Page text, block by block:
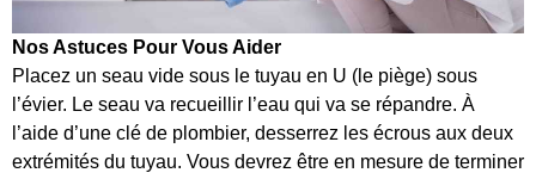
Nos Astuces Pour Vous Aider
Placez un seau vide sous le tuyau en U (le piège) sous
l’évier. Le seau va recueillir l’eau qui va se répandre. À
l’aide d’une clé de plombier, desserrez les écrous aux deux
extrémités du tuyau. Vous devrez être en mesure de terminer